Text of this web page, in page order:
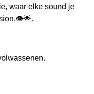
waar elke sound je